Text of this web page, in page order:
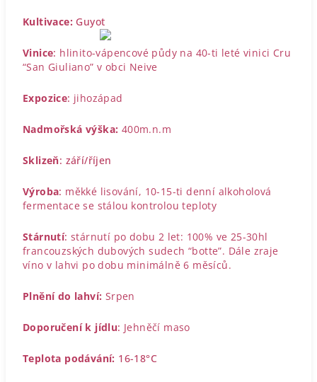
Kultivace: Guyot
Vinice: hlinito-vápencové půdy na 40-ti leté vinici Cru
“San Giuliano” v obci Neive
Expozice: jihozápad
Nadmořská výška: 400m.n.m
Sklizeň: září/říjen
Výroba: měkké lisování, 10-15-ti denní alkoholová
fermentace se stálou kontrolou teploty
Stárnutí:stárnutí po dobu 2 let: 100% ve 25-30hl
francouzských dubových sudech “botte”. Dále zraje
víno v lahvi po dobu minimálně 6 měsíců.
Plnění do lahví: Srpen
Doporučení k jídlu: Jehněčí maso
Teplota podávání: 16-18°C